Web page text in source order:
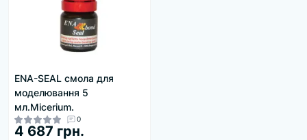
ENA-SEAL смола для
моделювання 5
мл.Micerium.
0
4 687 грн.